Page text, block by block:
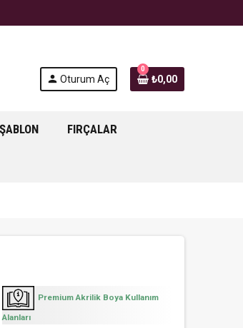
person Oturum Aç
0
₺0,00
FIRÇALAR
Premium Akrilik Boya Kullanım
Alanları